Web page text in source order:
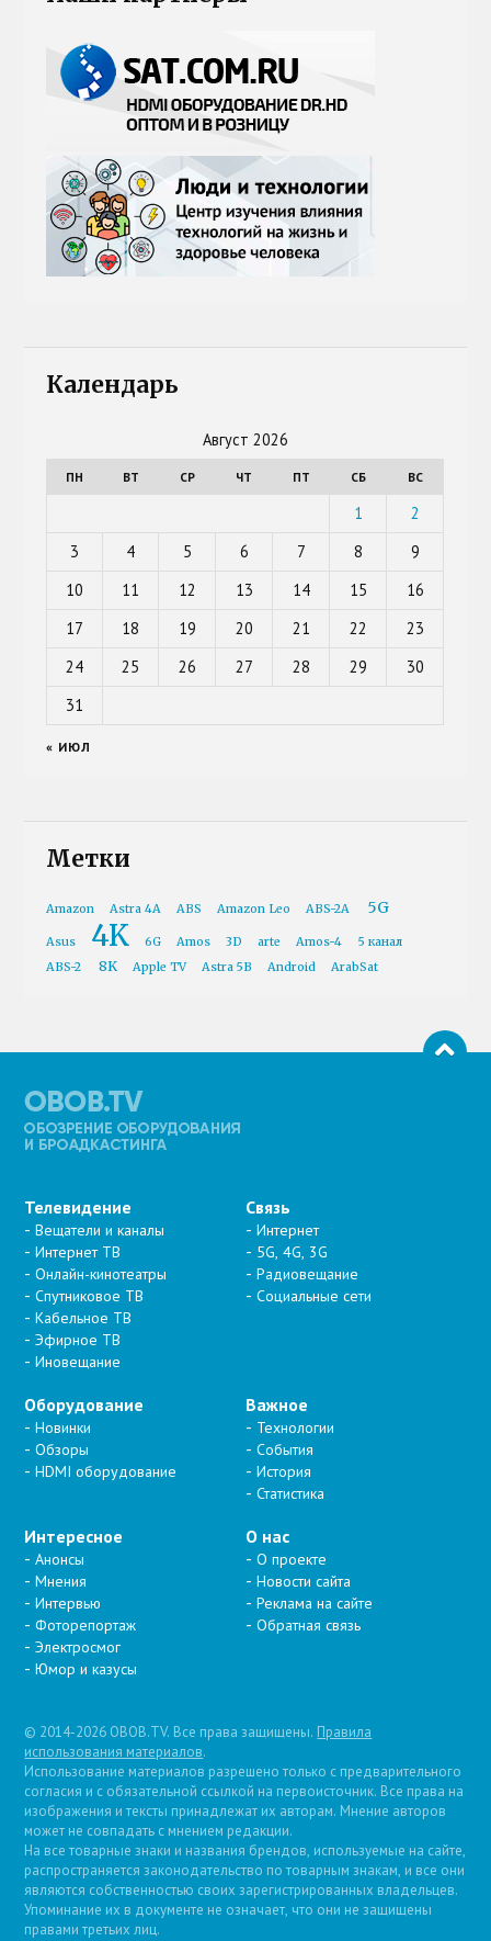
Календарь
Август 2026
ПН ВТ СР ЧТ ПТ СБ ВС
1
2
3
4 5 6 7 8
9
10
11 12 13 14 15
16
17
18 19 20 21 22
23
24
25 26 27 28 29
30
31
« ИЮЛ
Метки
Amazon Astra 4A ABS Amazon Leo ABS-2A 5G
Asus 4K 6G Amos 3D arte Amos-4
5 канал
ABS-2
8K Apple TV Astra 5B Android ArabSat
Телевидение
Вещатели и каналы
Интернет ТВ
Онлайн-кинотеатры
Спутниковое ТВ
Кабельное ТВ
Эфирное ТВ
Иновещание
Связь
Интернет
5G, 4G, 3G
Радиовещание
Социальные сети
Оборудование
Новинки
Обзоры
HDMI оборудование
Важное
Технологии
События
История
Статистика
Интересное
Анонсы
Мнения
Интервью
Фоторепортаж
Электросмог
Юмор и казусы
О нас
О проекте
Новости сайта
Реклама на сайте
Обратная связь
© 2014-2026 OBOB.TV. Все права защищены. Правила
использования материалов.
Использование материалов разрешено только с предварительного
согласия и с обязательной ссылкой на первоисточник. Все права на
изображения и тексты принадлежат их авторам. Мнение авторов
может не совпадать с мнением редакции.
На все товарные знаки и названия брендов, используемые на сайте,
распространяется законодательство по товарным знакам, и все они
являются собственностью своих зарегистрированных владельцев.
Упоминание их в документе не означает, что они не защищены
правами третьих лиц.